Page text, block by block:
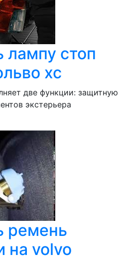
лампу стоп
хс
две функции: защитную
экстерьера
ремень
на volvo